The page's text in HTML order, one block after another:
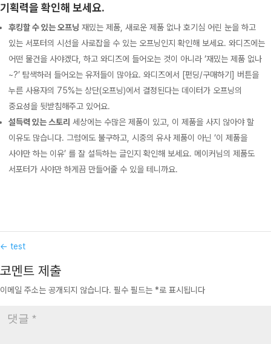
기획력을 확인해 보세요.
후킹할 수 있는 오프닝 재밌는 제품, 새로운 제품 없나 호기심 어린 눈을 하고
있는 서포터의 시선을 사로잡을 수 있는 오프닝인지 확인해 보세요. 와디즈에는
어떤 물건을 사야겠다, 하고 와디즈에 들어오는 것이 아니라 ‘재밌는 제품 없나
~?’ 탐색하러 들어오는 유저들이 많아요. 와디즈에서 [펀딩/구매하기] 버튼을
누른 사용자의 75%는 상단(오프닝)에서 결정된다는 데이터가 오프닝의
중요성을 뒷받침해주고 있어요.
설득력 있는 스토리 세상에는 수많은 제품이 있고, 이 제품을 사지 않아야 할
이유도 많습니다. 그럼에도 불구하고, 시중의 유사 제품이 아닌 ‘이 제품을
사야만 하는 이유’ 를 잘 설득하는 글인지 확인해 보세요. 메이커님의 제품도
서포터가 사야만 하게끔 만들어줄 수 있을 테니까요.
← test
코멘트 제출
이메일 주소는 공개되지 않습니다. 필수 필드는 *로 표시됩니다